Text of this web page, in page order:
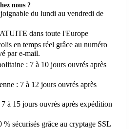
nous ?
du lundi au vendredi de
dans toute l'Europe
en temps réel grâce au numéro
par e-mail.
: 7 à 10 jours ouvrés après
: 7 à 12 jours ouvrés après
à 15 jours ouvrés après expédition
% sécurisés grâce au cryptage SSL